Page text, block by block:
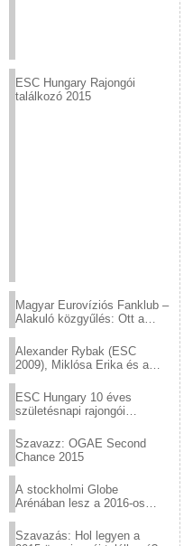
ESC Hungary Rajongói
találkozó 2015
Magyar Eurovíziós Fanklub –
Alakuló közgyűlés: Ott a
Alexander Rybak (ESC
2009), Miklósa Erika és a
sztárjai a Margitszigeten
ESC Hungary 10 éves
születésnapi rajongói
Szavazz: OGAE Second
Chance 2015
A stockholmi Globe
Arénában lesz a 2016-os
Szavazás: Hol legyen a